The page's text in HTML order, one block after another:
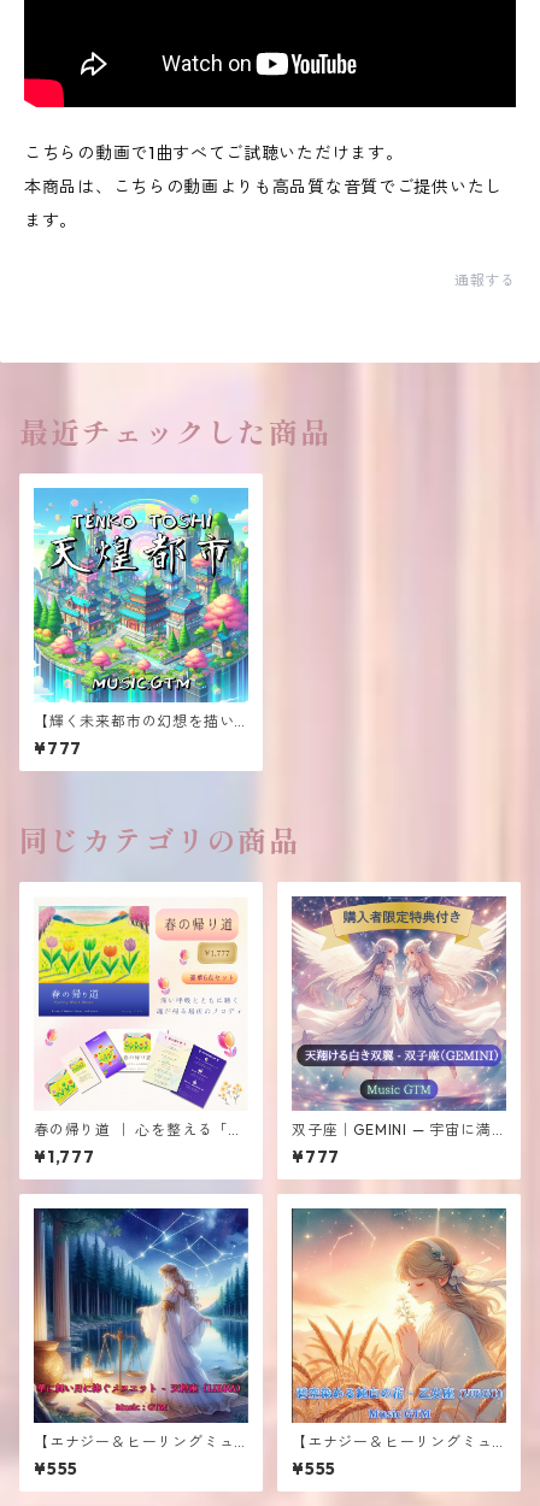
こちらの動画で1曲すべてご試聴いただけます。
本商品は、こちらの動画よりも高品質な音質でご提供いたし
ます。
通報する
最近チェックした商品
【輝く未来都市の幻想を描い
たヒーリング＆エナジーサウ
ンドスケープ】≪天煌都市≫T
ENKO TOSHI
¥777
同じカテゴリの商品
春の帰り道 ｜ 心を整える「音
のお守り」
¥1,777
双子座｜GEMINI — 宇宙に満
ちる愛と優しさを添えるリス
ニング用音楽
¥777
【エナジー＆ヒーリングミュ
ージック】≪華に舞い月に捧
ぐメヌエット - 天秤座（LIBR
A）≫
¥555
【エナジー＆ヒーリングミュ
ージック】≪碧空染める純白
の花 - 乙女座(VIRGO)≫
¥555